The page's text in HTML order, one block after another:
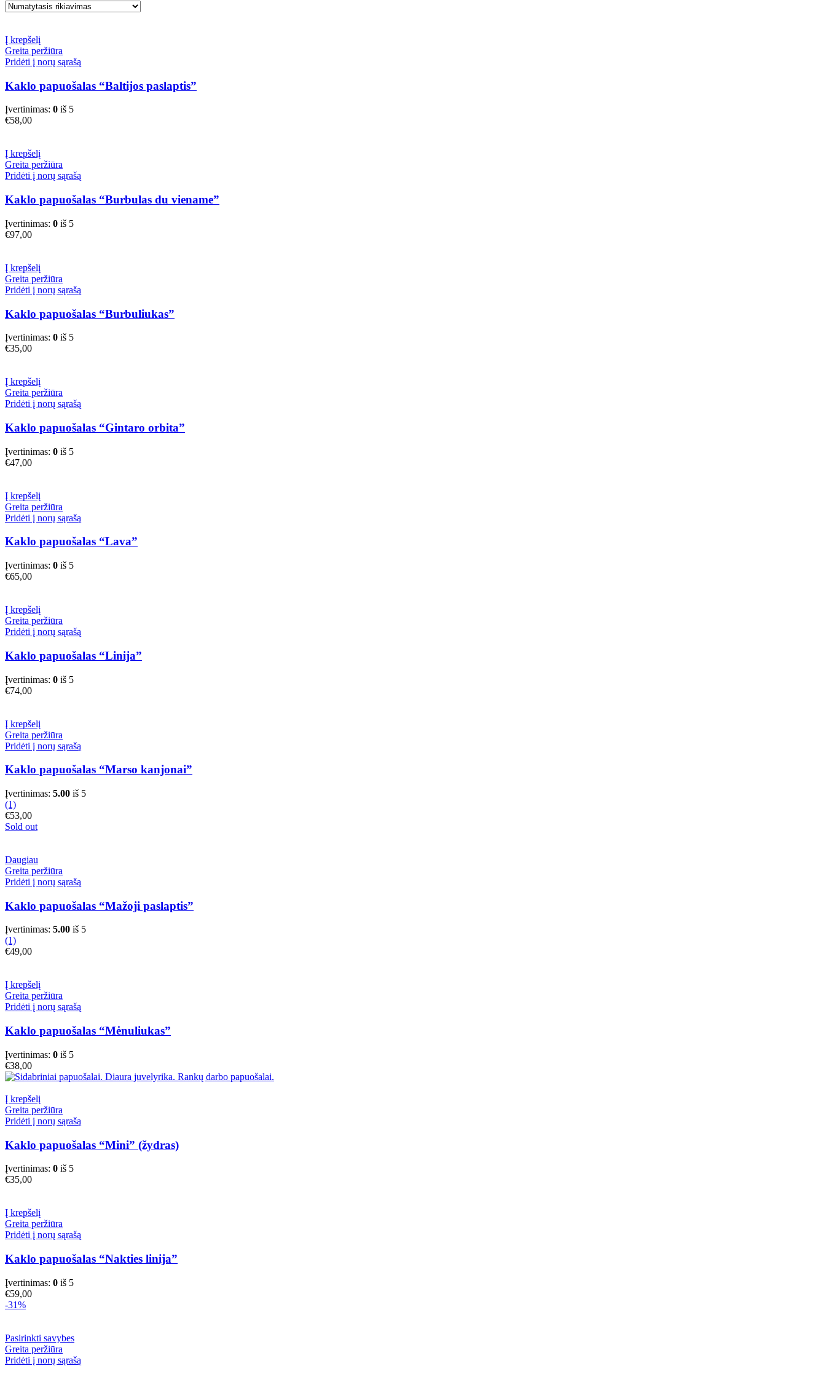
Į krepšelį
Greita peržiūra
Pridėti į norų sąrašą
Kaklo papuošalas “Baltijos paslaptis”
Įvertinimas: 0 iš 5
€58,00
Į krepšelį
Greita peržiūra
Pridėti į norų sąrašą
Kaklo papuošalas “Burbulas du viename”
Įvertinimas: 0 iš 5
€97,00
Į krepšelį
Greita peržiūra
Pridėti į norų sąrašą
Kaklo papuošalas “Burbuliukas”
Įvertinimas: 0 iš 5
€35,00
Į krepšelį
Greita peržiūra
Pridėti į norų sąrašą
Kaklo papuošalas “Gintaro orbita”
Įvertinimas: 0 iš 5
€47,00
Į krepšelį
Greita peržiūra
Pridėti į norų sąrašą
Kaklo papuošalas “Lava”
Įvertinimas: 0 iš 5
€65,00
Į krepšelį
Greita peržiūra
Pridėti į norų sąrašą
Kaklo papuošalas “Linija”
Įvertinimas: 0 iš 5
€74,00
Į krepšelį
Greita peržiūra
Pridėti į norų sąrašą
Kaklo papuošalas “Marso kanjonai”
Įvertinimas: 5.00 iš 5
(1)
€53,00
Sold out
Daugiau
Greita peržiūra
Pridėti į norų sąrašą
Kaklo papuošalas “Mažoji paslaptis”
Įvertinimas: 5.00 iš 5
(1)
€49,00
Į krepšelį
Greita peržiūra
Pridėti į norų sąrašą
Kaklo papuošalas “Mėnuliukas”
Įvertinimas: 0 iš 5
€38,00
Į krepšelį
Greita peržiūra
Pridėti į norų sąrašą
Kaklo papuošalas “Mini” (žydras)
Įvertinimas: 0 iš 5
€35,00
Į krepšelį
Greita peržiūra
Pridėti į norų sąrašą
Kaklo papuošalas “Nakties linija”
Įvertinimas: 0 iš 5
€59,00
-31%
Pasirinkti savybesThis
has
Greita peržiūra
Pridėti į norų sąrašą